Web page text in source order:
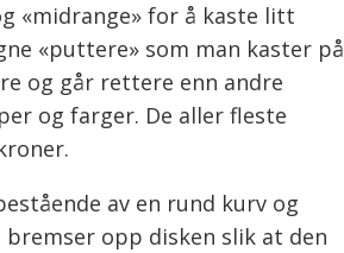
«midrange» for å kaste litt
«puttere» som man kaster på
og går rettere enn andre
og farger. De aller fleste
av en rund kurv og
opp disken slik at den